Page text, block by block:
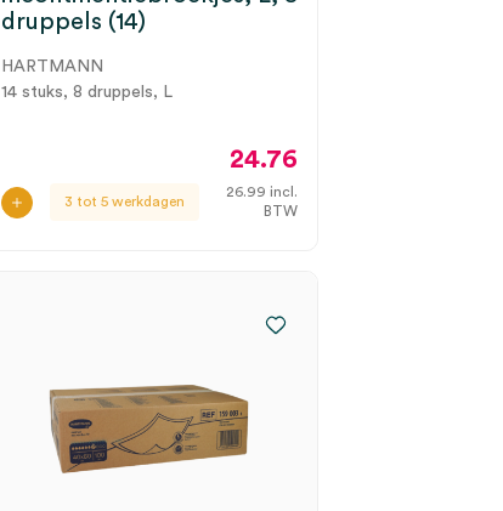
druppels (14)
HARTMANN
14 stuks, 8 druppels, L
3 tot 5 werkdagen
24.76
26.99 incl.
BTW